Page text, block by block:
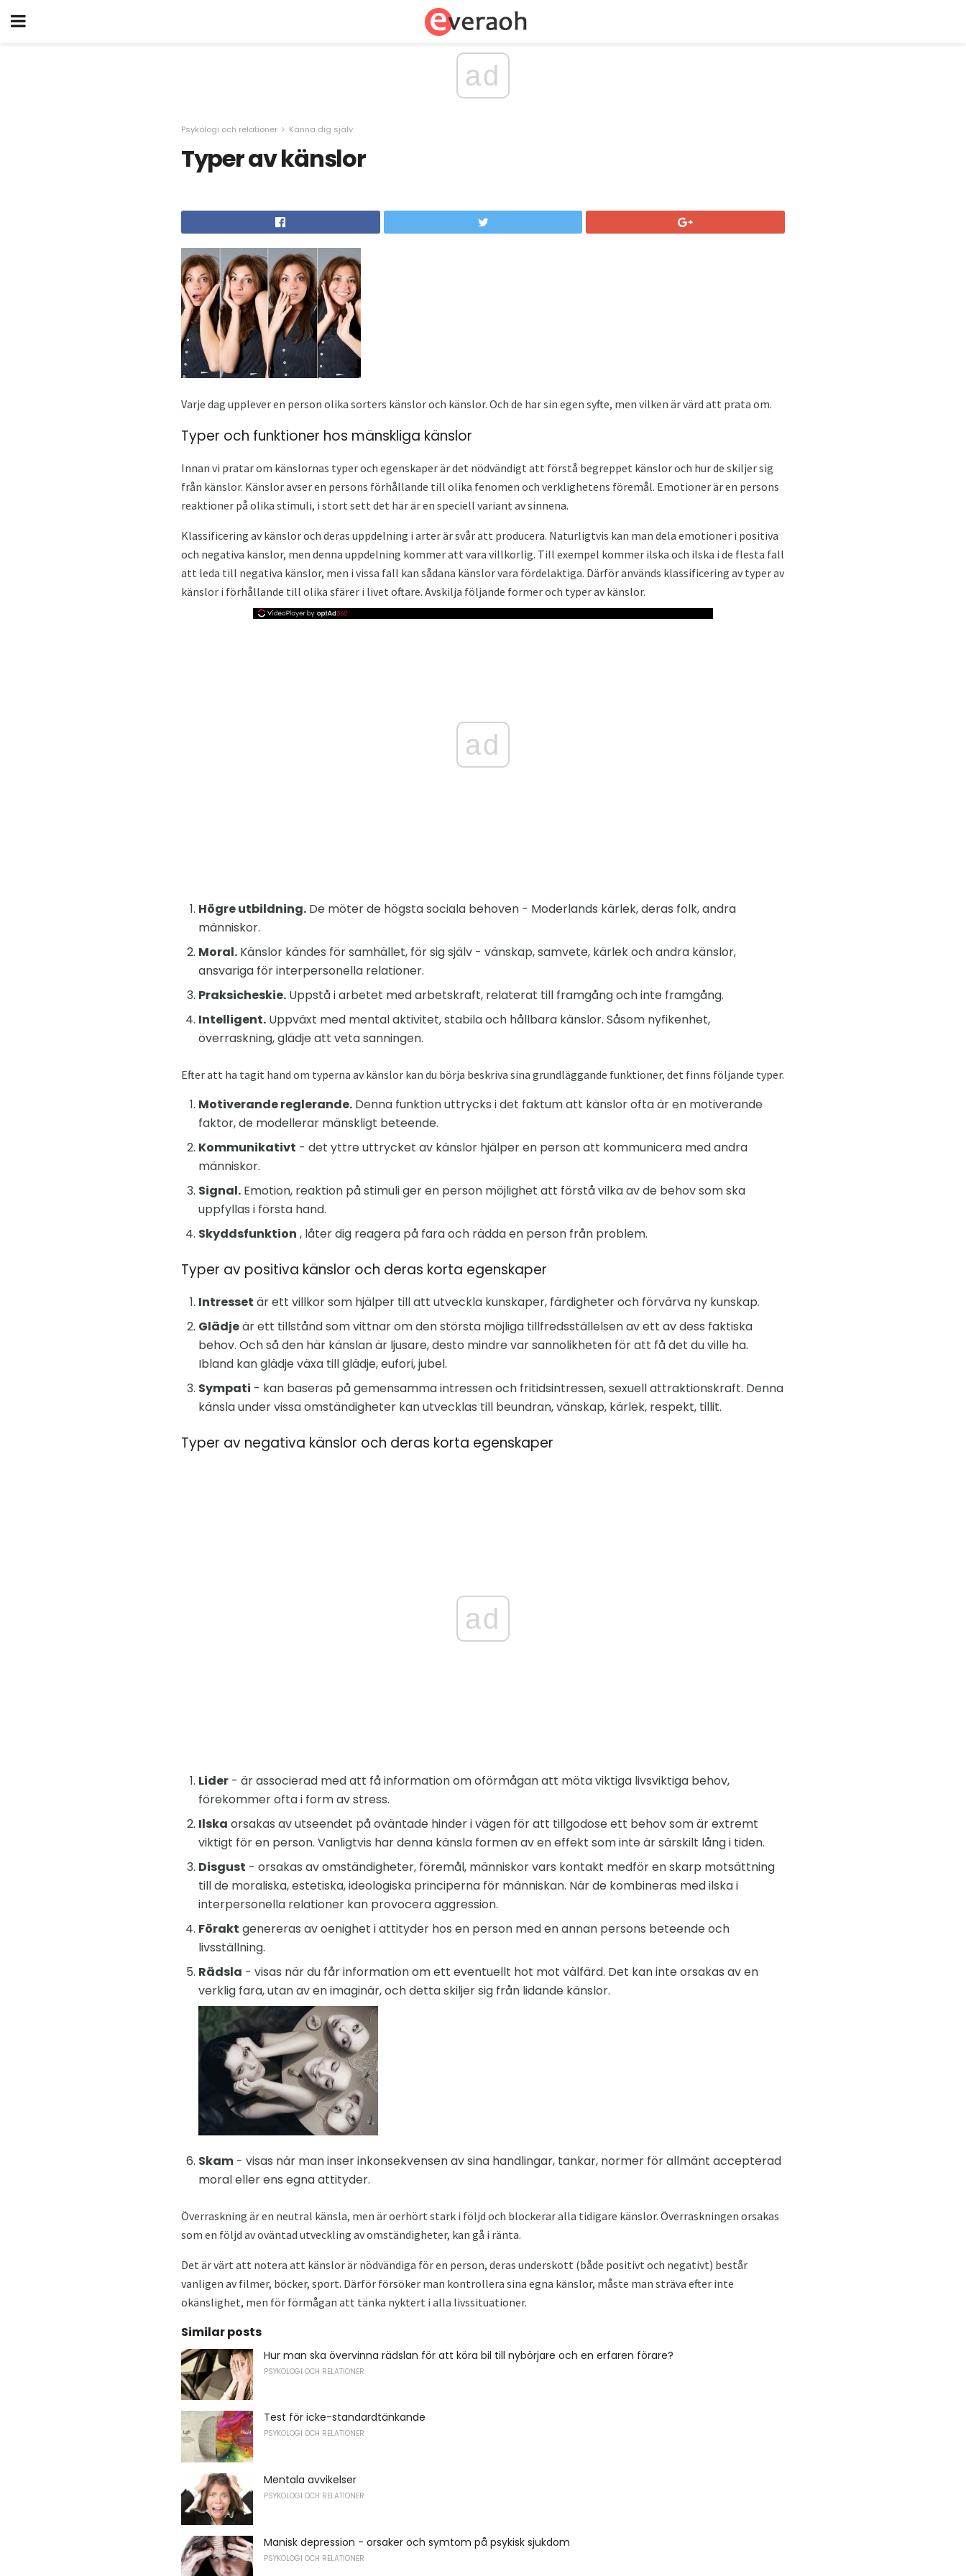
ad
Psykologi och relationer Känna dig själv
Typer av känslor
Varje dag upplever en person olika sorters känslor och känslor. Och de har sin egen syfte, men vilken är värd att prata om.
Typer och funktioner hos mänskliga känslor
Innan vi pratar om känslornas typer och egenskaper är det nödvändigt att förstå begreppet känslor och hur de skiljer sig
från känslor. Känslor avser en persons förhållande till olika fenomen och verklighetens föremål. Emotioner är en persons
reaktioner på olika stimuli, i stort sett det här är en speciell variant av sinnena.
Klassificering av känslor och deras uppdelning i arter är svår att producera. Naturligtvis kan man dela emotioner i positiva
och negativa känslor, men denna uppdelning kommer att vara villkorlig. Till exempel kommer ilska och ilska i de flesta fall
att leda till negativa känslor, men i vissa fall kan sådana känslor vara fördelaktiga. Därför används klassificering av typer av
känslor i förhållande till olika sfärer i livet oftare. Avskilja följande former och typer av känslor.
ad
Högre utbildning. De möter de högsta sociala behoven - Moderlands kärlek, deras folk, andra
människor.
Moral. Känslor kändes för samhället, för sig själv - vänskap, samvete, kärlek och andra känslor,
ansvariga för interpersonella relationer.
Praksicheskie. Uppstå i arbetet med arbetskraft, relaterat till framgång och inte framgång.
Intelligent. Uppväxt med mental aktivitet, stabila och hållbara känslor. Såsom nyfikenhet,
överraskning, glädje att veta sanningen.
Efter att ha tagit hand om typerna av känslor kan du börja beskriva sina grundläggande funktioner, det finns följande typer.
Motiverande reglerande. Denna funktion uttrycks i det faktum att känslor ofta är en motiverande
faktor, de modellerar mänskligt beteende.
Kommunikativt - det yttre uttrycket av känslor hjälper en person att kommunicera med andra
människor.
Signal. Emotion, reaktion på stimuli ger en person möjlighet att förstå vilka av de behov som ska
uppfyllas i första hand.
Skyddsfunktion , låter dig reagera på fara och rädda en person från problem.
Typer av positiva känslor och deras korta egenskaper
Intresset är ett villkor som hjälper till att utveckla kunskaper, färdigheter och förvärva ny kunskap.
Glädjeär ett tillstånd som vittnar om den största möjliga tillfredsställelsen av ett av dess faktiska
behov. Och så den här känslan är ljusare, desto mindre var sannolikheten för att få det du ville ha.
Ibland kan glädje växa till glädje, eufori, jubel.
Sympati - kan baseras på gemensamma intressen och fritidsintressen, sexuell attraktionskraft. Denna
känsla under vissa omständigheter kan utvecklas till beundran, vänskap, kärlek, respekt, tillit.
Typer av negativa känslor och deras korta egenskaper
ad
Lider - är associerad med att få information om oförmågan att möta viktiga livsviktiga behov,
förekommer ofta i form av stress.
Ilska orsakas av utseendet på oväntade hinder i vägen för att tillgodose ett behov som är extremt
viktigt för en person. Vanligtvis har denna känsla formen av en effekt som inte är särskilt lång i tiden.
Disgust - orsakas av omständigheter, föremål, människor vars kontakt medför en skarp motsättning
till de moraliska, estetiska, ideologiska principerna för människan. När de kombineras med ilska i
interpersonella relationer kan provocera aggression.
Förakt genereras av oenighet i attityder hos en person med en annan persons beteende och
livsställning.
Rädsla - visas när du får information om ett eventuellt hot mot välfärd. Det kan inte orsakas av en
verklig fara, utan av en imaginär, och detta skiljer sig från lidande känslor.
Skam - visas när man inser inkonsekvensen av sina handlingar, tankar, normer för allmänt accepterad
moral eller ens egna attityder.
Överraskning är en neutral känsla, men är oerhört stark i följd och blockerar alla tidigare känslor. Överraskningen orsakas
som en följd av oväntad utveckling av omständigheter, kan gå i ränta.
Det är värt att notera att känslor är nödvändiga för en person, deras underskott (både positivt och negativt) består
vanligen av filmer, böcker, sport. Därför försöker man kontrollera sina egna känslor, måste man sträva efter inte
okänslighet, men för förmågan att tänka nyktert i alla livssituationer.
Similar posts
Hur man ska övervinna rädslan för att köra bil till nybörjare och en erfaren förare?
PSYKOLOGI OCH RELATIONER
Test för icke-standardtänkande
PSYKOLOGI OCH RELATIONER
Mentala avvikelser
PSYKOLOGI OCH RELATIONER
Manisk depression - orsaker och symtom på psykisk sjukdom
PSYKOLOGI OCH RELATIONER